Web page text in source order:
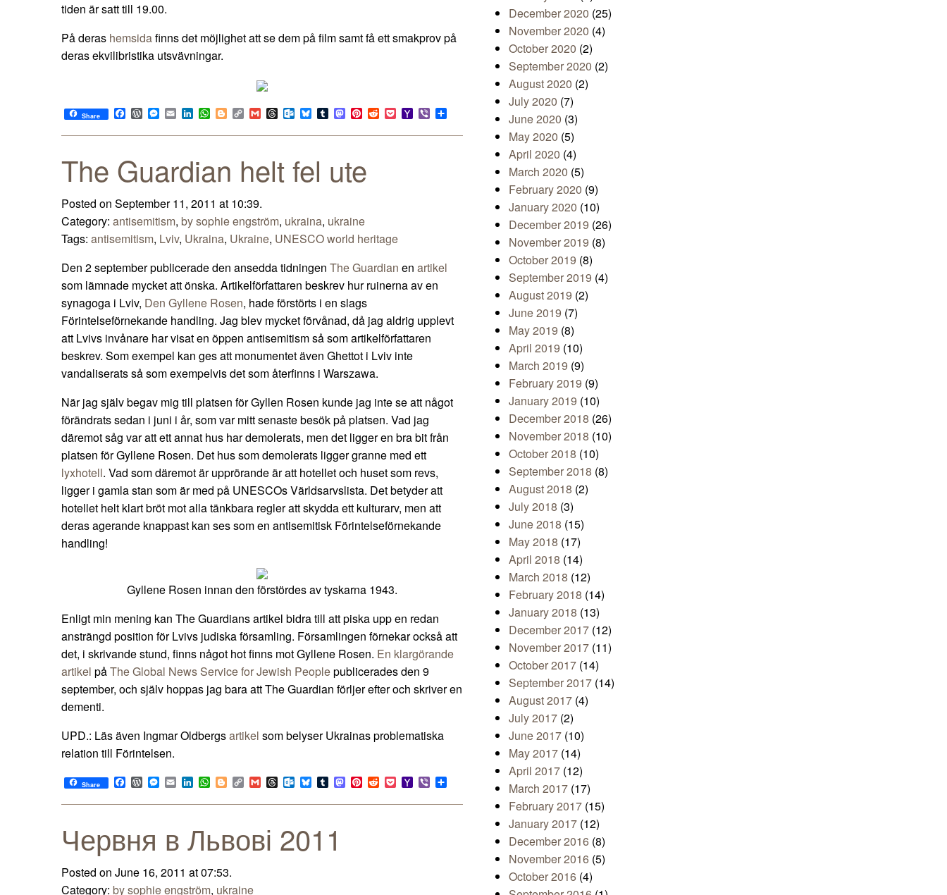
tiden är satt till 19.00.
På deras hemsidafinns det möjlighet att se dem på film samt få ett smakprov på
deras ekvilibristika utsvävningar.
Share Facebook
WordPress
Messenger
EmailLinkedIn
WhatsApp
BloggerCopy
Link
GmailThreadsOutlook.com
Bluesky
TumblrMastodon
Pinterest
RedditPocketYahoo
Mail
Viber
The Guardian helt fel ute
Posted on September 11, 2011 at 10:39.
Category: antisemitism, by sophie engström, ukraina, ukraine
Tags: antisemitism, Lviv, Ukraina, Ukraine, UNESCO world heritage
Den 2 september publicerade den ansedda tidningen The Guardian en artikel
som lämnade mycket att önska. Artikelförfattaren beskrev hur ruinerna av en
synagoga i Lviv, Den Gyllene Rosen, hade förstörts i en slags
Förintelseförnekande handling. Jag blev mycket förvånad, då jag aldrig upplevt
att Lvivs invånare har visat en öppen antisemitism så som artikelförfattaren
beskrev. Som exempel kan ges att monumentet även Ghettot i Lviv inte
vandaliserats så som exempelvis det som återfinns i Warszawa.
När jag själv begav mig till platsen för Gyllen Rosen kunde jag inte se att något
förändrats sedan i juni i år, som var mitt senaste besök på platsen. Vad jag
däremot såg var att ett annat hus har demolerats, men det ligger en bra bit från
platsen för Gyllene Rosen. Det hus som demolerats ligger granne med ett
lyxhotell. Vad som däremot är upprörande är att hotellet och huset som revs,
ligger i gamla stan som är med på UNESCOs Världsarvslista. Det betyder att
hotellet helt klart bröt mot alla tänkbara regler att skydda ett kulturarv, men att
deras agerande knappast kan ses som en antisemitisk Förintelseförnekande
handling!
Gyllene Rosen innan den förstördes av tyskarna 1943.
Enligt min mening kan The Guardians artikel bidra till att piska upp en redan
ansträngd position för Lvivs judiska församling. Församlingen förnekar också att
det, i skrivande stund, finns något hot finns mot Gyllene Rosen. En klargörande
artikel påThe Global News Service for Jewish Peoplepublicerades den 9
september, och själv hoppas jag bara att The Guardian förljer efter och skriver en
dementi.
UPD.: Läs även Ingmar Oldbergsartikel som belyser Ukrainas problematiska
relation till Förintelsen.
Share Facebook
WordPress
Messenger
EmailLinkedIn
WhatsApp
BloggerCopy
Link
GmailThreadsOutlook.com
Bluesky
TumblrMastodon
Pinterest
RedditPocketYahoo
Mail
Viber
Червня в Львові 2011
Posted on June 16, 2011 at 07:53.
Category: by sophie engström, ukraine
December 2020 (25)
November 2020 (4)
October 2020 (2)
September 2020 (2)
August 2020 (2)
July 2020 (7)
June 2020 (3)
May 2020 (5)
April 2020 (4)
March 2020 (5)
February 2020 (9)
January 2020 (10)
December 2019 (26)
November 2019 (8)
October 2019 (8)
September 2019 (4)
August 2019 (2)
June 2019 (7)
May 2019 (8)
April 2019 (10)
March 2019 (9)
February 2019 (9)
January 2019 (10)
December 2018 (26)
November 2018 (10)
October 2018 (10)
September 2018 (8)
August 2018 (2)
July 2018 (3)
June 2018 (15)
May 2018 (17)
April 2018 (14)
March 2018 (12)
February 2018 (14)
January 2018 (13)
December 2017 (12)
November 2017 (11)
October 2017 (14)
September 2017 (14)
August 2017 (4)
July 2017 (2)
June 2017 (10)
May 2017 (14)
April 2017 (12)
March 2017 (17)
February 2017 (15)
January 2017 (12)
December 2016 (8)
November 2016 (5)
October 2016 (4)